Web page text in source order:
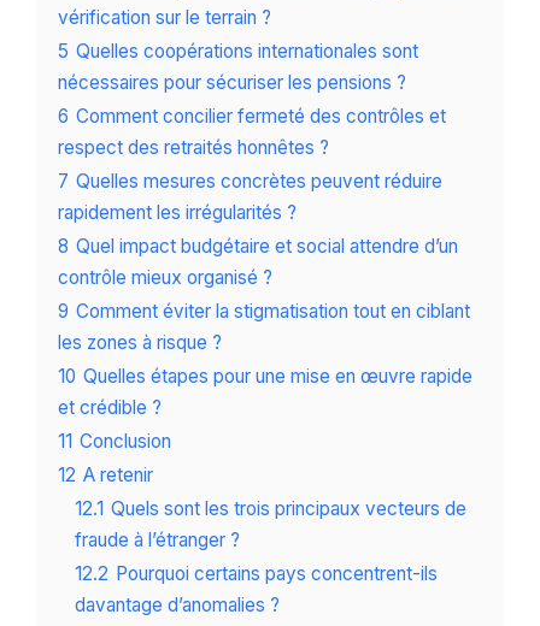
vérification sur le terrain ?
5 Quelles coopérations internationales sont
nécessaires pour sécuriser les pensions ?
6 Comment concilier fermeté des contrôles et
respect des retraités honnêtes ?
7 Quelles mesures concrètes peuvent réduire
rapidement les irrégularités ?
8 Quel impact budgétaire et social attendre d’un
contrôle mieux organisé ?
9 Comment éviter la stigmatisation tout en ciblant
les zones à risque ?
10 Quelles étapes pour une mise en œuvre rapide
et crédible ?
11 Conclusion
12 A retenir
12.1 Quels sont les trois principaux vecteurs de
fraude à l’étranger ?
12.2 Pourquoi certains pays concentrent-ils
davantage d’anomalies ?